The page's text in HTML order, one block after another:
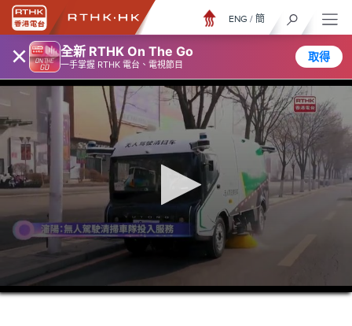
× 全新 RTHK On The Go
一手掌握 RTHK 電台、電視節目
取得
ENG / 簡
0
seconds